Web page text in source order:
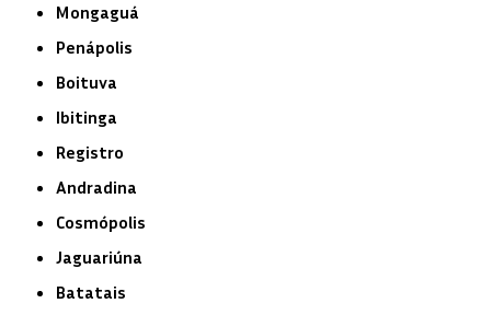
Mongaguá
Penápolis
Boituva
Ibitinga
Registro
Andradina
Cosmópolis
Jaguariúna
Batatais